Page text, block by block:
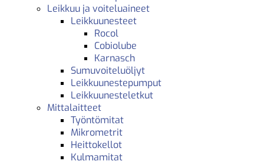
Leikkuu ja voiteluaineet
Leikkuunesteet
Rocol
Cobiolube
Karnasch
Sumuvoiteluöljyt
Leikkuunestepumput
Leikkuunesteletkut
Mittalaitteet
Työntömitat
Mikrometrit
Heittokellot
Kulmamitat